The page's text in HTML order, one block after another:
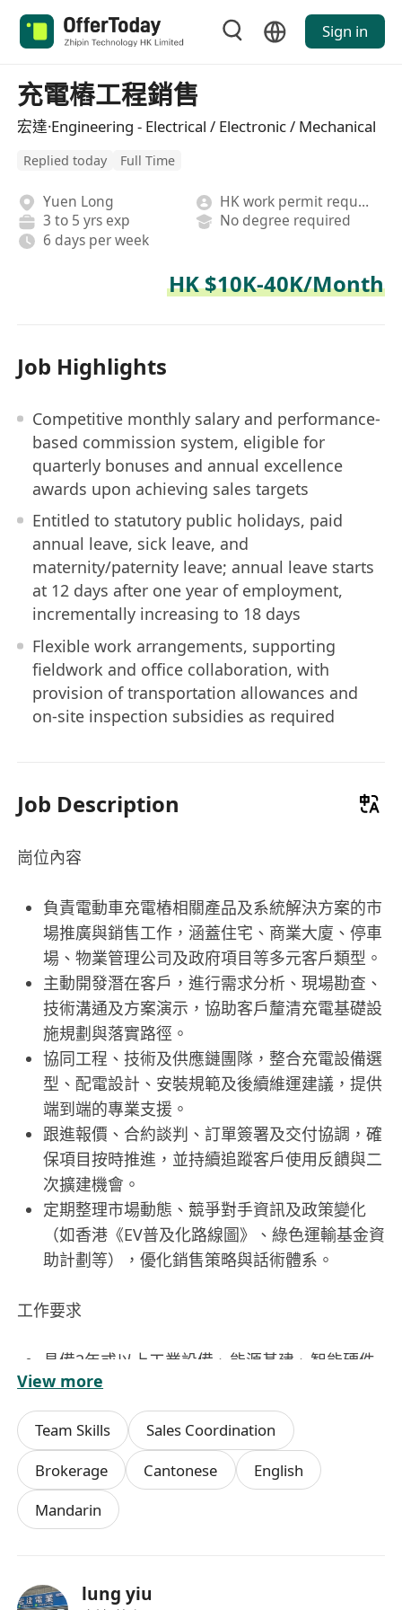
Sign in
充電樁工程銷售
宏達·Engineering - Electrical / Electronic / Mechanical
Replied today Full Time
Yuen Long
HK work permit required
3 to 5 yrs exp
No degree required
6 days per week
HK $10K-40K/Month
Job Highlights
Competitive monthly salary and performance-
based commission system, eligible for
quarterly bonuses and annual excellence
awards upon achieving sales targets
Entitled to statutory public holidays, paid
annual leave, sick leave, and
maternity/paternity leave; annual leave starts
at 12 days after one year of employment,
incrementally increasing to 18 days
Flexible work arrangements, supporting
fieldwork and office collaboration, with
provision of transportation allowances and
on-site inspection subsidies as required
Job Description
崗位內容
負責電動車充電樁相關產品及系統解決方案的市
場推廣與銷售工作，涵蓋住宅、商業大廈、停車
場、物業管理公司及政府項目等多元客戶類型。
主動開發潛在客戶，進行需求分析、現場勘查、
技術溝通及方案演示，協助客戶釐清充電基礎設
施規劃與落實路徑。
協同工程、技術及供應鏈團隊，整合充電設備選
型、配電設計、安裝規範及後續維運建議，提供
端到端的專業支援。
跟進報價、合約談判、訂單簽署及交付協調，確
保項目按時推進，並持續追蹤客戶使用反饋與二
次擴建機會。
定期整理市場動態、競爭對手資訊及政策變化
（如香港《EV普及化路線圖》、綠色運輸基金資
助計劃等），優化銷售策略與話術體系。
工作要求
具備2年或以上工業設備、能源基建、智能硬件
或B2B技術型銷售經驗，有充電樁、光伏、儲
能、配電系統或智慧建築相關領域經驗者優先。
熟悉香港本地電力法規、屋宇署指引、機電工程
署（EMSD）安全標準及常見安裝場景（如舊式
樓宇升級、新建項目預留、多層停車場佈局
等）。
具備基本電氣工程概念，能理解三相電壓、負載
與技術團隊高效協作溝通。
View more
Team Skills
Sales Coordination
Brokerage
Cantonese
English
Mandarin
lung yiu